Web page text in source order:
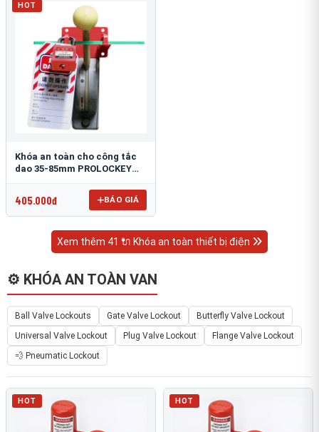
HOT
Khóa an toàn cho công tắc
dao 35-85mm PROLOCKEY
405.000đ BÁO GIÁ
Xem thêm 41 🔌 Khóa an toàn thiết bị điện
⚙️ KHÓA AN TOÀN VAN
Ball Valve Lockouts Gate Valve Lockout
Butterfly Valve Lockout
Universal Valve Lockout
Plug Valve Lockout
Flange Valve Lockout
💨 Pneumatic Lockout
HOT HOT